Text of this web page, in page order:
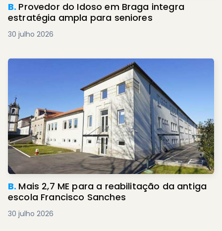
B. Provedor do Idoso em Braga integra
estratégia ampla para seniores
30 julho 2026
B. Mais 2,7 ME para a reabilitação da antiga
escola Francisco Sanches
30 julho 2026